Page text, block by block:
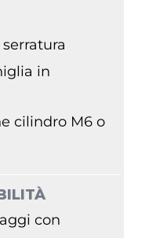
in
cilindro M6 o
con